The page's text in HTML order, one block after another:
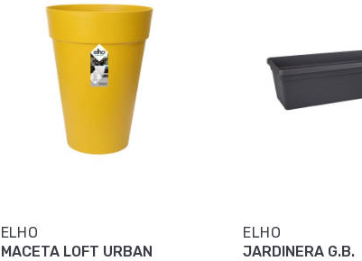
ELHO
MACETA LOFT URBAN
ELHO
JARDINERA G.B.